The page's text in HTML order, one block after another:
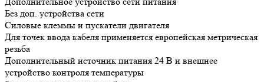
Без доп. устройства сети
Силовые клеммы и пускатели двигателя
Для точек ввода кабеля применяется европейская метрическая
резьба
Дополнительный источник питания 24 В и внешнее
устройство контроля температуры